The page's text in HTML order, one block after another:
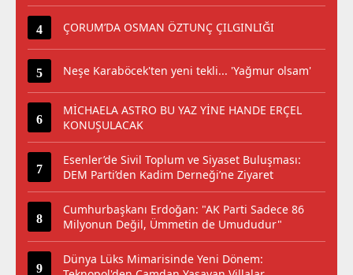
ÇORUM’DA OSMAN ÖZTUNÇ ÇILGINLIĞI
Neşe Karaböcek'ten yeni tekli... 'Yağmur olsam'
MİCHAELA ASTRO BU YAZ YİNE HANDE ERÇEL
KONUŞULACAK
Esenler’de Sivil Toplum ve Siyaset Buluşması:
DEM Parti’den Kadim Derneği’ne Ziyaret
Cumhurbaşkanı Erdoğan: "AK Parti Sadece 86
Milyonun Değil, Ümmetin de Umududur"
Dünya Lüks Mimarisinde Yeni Dönem: